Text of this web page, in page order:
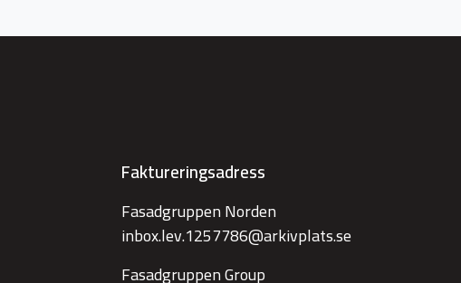
Faktureringsadress
Fasadgruppen Norden
inbox.lev.1257786@arkivplats.se
Fasadgruppen Group